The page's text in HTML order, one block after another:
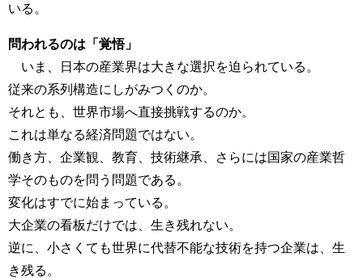
いる。
問われるのは「覚悟」
いま、日本の産業界は大きな選択を迫られている。
従来の系列構造にしがみつくのか。
それとも、世界市場へ直接挑戦するのか。
これは単なる経済問題ではない。
働き方、企業観、教育、技術継承、さらには国家の産業哲
学そのものを問う問題である。
変化はすでに始まっている。
大企業の看板だけでは、生き残れない。
逆に、小さくても世界に代替不能な技術を持つ企業は、生
き残る。